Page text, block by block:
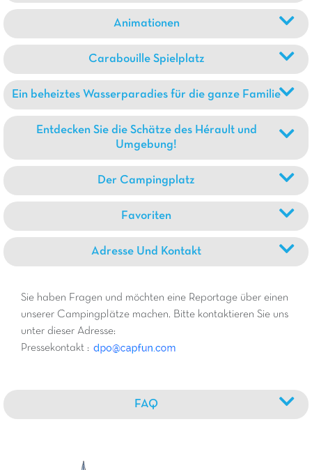
Animationen
Carabouille Spielplatz
Ein beheiztes Wasserparadies für die ganze Familie
Entdecken Sie die Schätze des Hérault und
Umgebung!
Der Campingplatz
Favoriten
Adresse Und Kontakt
Sie haben Fragen und möchten eine Reportage über einen
unserer Campingplätze machen. Bitte kontaktieren Sie uns
unter dieser Adresse:
Pressekontakt :
FAQ